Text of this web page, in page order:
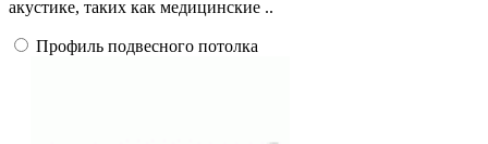
акустике, таких как медицинские ..
Профиль подвесного потолка